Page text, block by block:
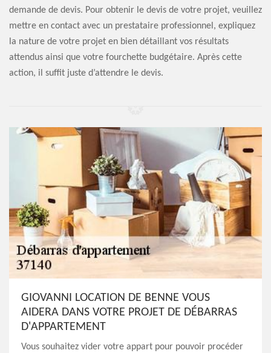
demande de devis. Pour obtenir le devis de votre projet, veuillez
mettre en contact avec un prestataire professionnel, expliquez
la nature de votre projet en bien détaillant vos résultats
attendus ainsi que votre fourchette budgétaire. Après cette
action, il suffit juste d’attendre le devis.
GIOVANNI LOCATION DE BENNE VOUS
AIDERA DANS VOTRE PROJET DE DÉBARRAS
D'APPARTEMENT
Vous souhaitez vider votre appart pour pouvoir procéder